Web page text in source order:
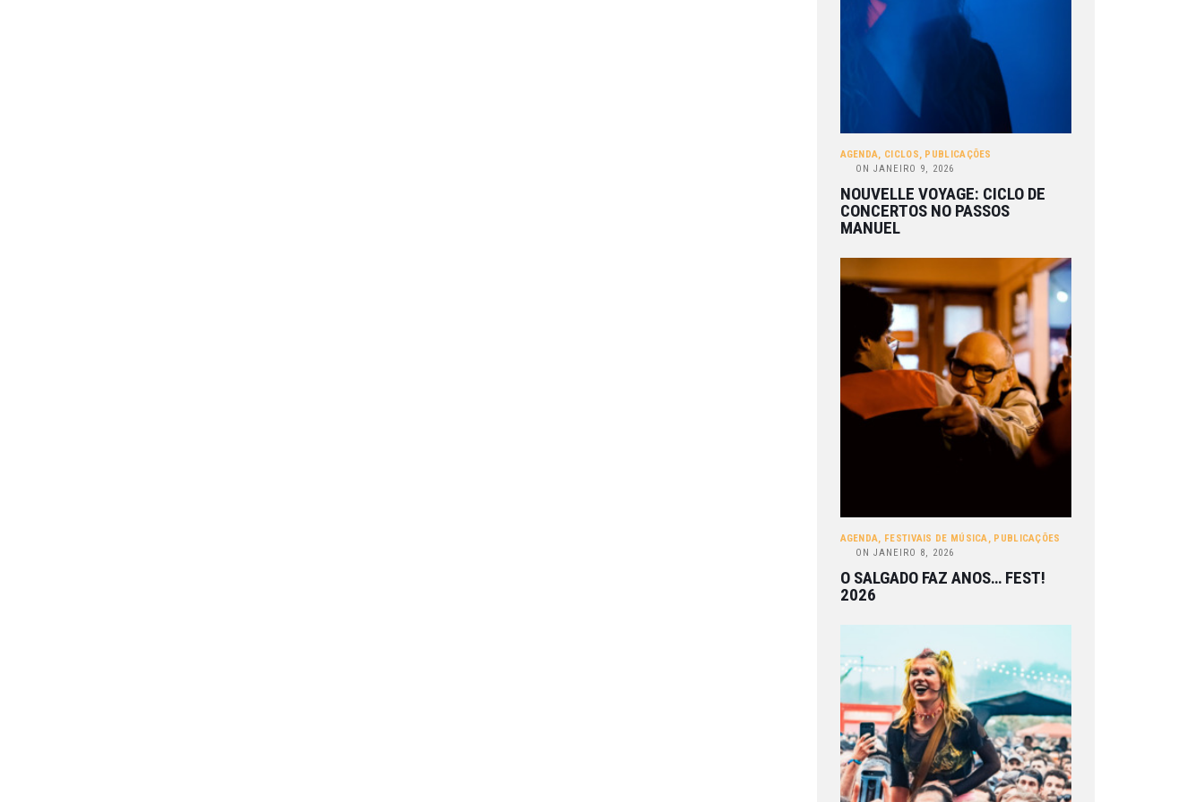
AGENDA, CICLOS, PUBLICAÇÕES
ON JANEIRO 9, 2026
NOUVELLE VOYAGE: CICLO DE
CONCERTOS NO PASSOS
MANUEL
AGENDA, FESTIVAIS DE MÚSICA, PUBLICAÇÕES
ON JANEIRO 8, 2026
O SALGADO FAZ ANOS… FEST!
2026